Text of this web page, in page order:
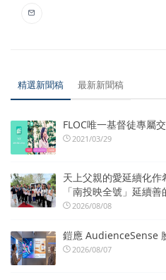
精選新聞稿 最新新聞稿
FLOC唯一基督徒專屬
2021/03/29
天上父親的愛延續化
「南投映全號」延續善
2026/08/08
鎧應 AudienceSense
2026/08/07